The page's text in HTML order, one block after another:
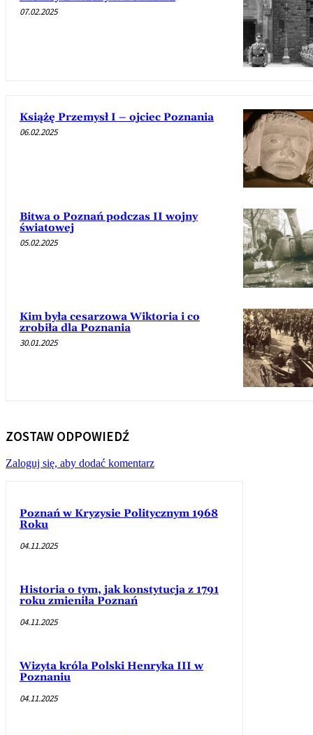
07.02.2025
Książę Przemysł I – ojciec Poznania
06.02.2025
Bitwa o Poznań podczas II wojny
światowej
05.02.2025
Kim była cesarzowa Wiktoria i co
zrobiła dla Poznania
30.01.2025
ZOSTAW ODPOWIEDŹ
Zaloguj się, aby dodać komentarz
Poznań w Kryzysie Politycznym 1968
Roku
04.11.2025
Historia o tym, jak konstytucja z 1791
roku zmieniła Poznań
04.11.2025
Wizyta króla Polski Henryka III w
Poznaniu
04.11.2025